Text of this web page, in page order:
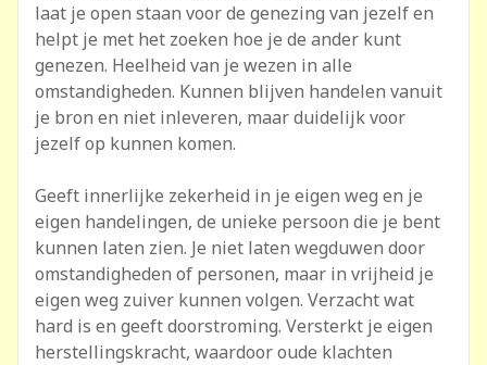
laat je open staan voor de genezing van jezelf en
helpt je met het zoeken hoe je de ander kunt
genezen. Heelheid van je wezen in alle
omstandigheden. Kunnen blijven handelen vanuit
je bron en niet inleveren, maar duidelijk voor
jezelf op kunnen komen.
Geeft innerlijke zekerheid in je eigen weg en je
eigen handelingen, de unieke persoon die je bent
kunnen laten zien. Je niet laten wegduwen door
omstandigheden of personen, maar in vrijheid je
eigen weg zuiver kunnen volgen. Verzacht wat
hard is en geeft doorstroming. Versterkt je eigen
herstellingskracht, waardoor oude klachten